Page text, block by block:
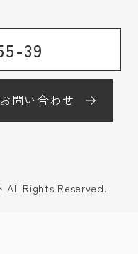
39
お問い合わせ
All Rights Reserved.